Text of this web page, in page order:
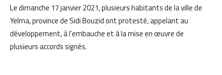
Le dimanche 17 janvier 2021, plusieurs habitants de la ville de
Yelma, province de Sidi Bouzid ont protesté, appelant au
développement, à l’embauche et à la mise en œuvre de
plusieurs accords signés.